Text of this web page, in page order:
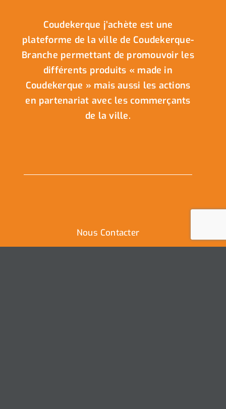
Coudekerque j’achète est une
plateforme de la ville de Coudekerque-
Branche permettant de promouvoir les
différents produits « made in
Coudekerque » mais aussi les actions
en partenariat avec les commerçants
de la ville.
Nous Contacter